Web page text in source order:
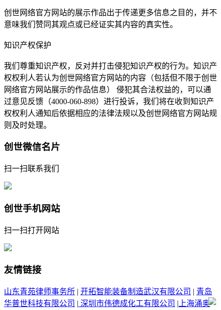
创世网络官方网站的展示作品出于传递更多信息之目的，并不
意味我们赞同其观点或已经证实其内容的真实性。
知识产权保护
我们尊重知识产权，反对并打击侵犯知识产权的行为。知识产
权权利人若认为创世网络官方网站的内容（包括但不限于创世
网络官方网站展示的作品信息） 侵犯其合法权益的，可以通
过意见反馈（4000-060-898）进行投诉，我们将在收到知识产
权权利人通知后依据相应的法律法规以及创世网络官方网站规
则及时处理。
创世微信名片
扫一扫联系我们
创世手机网站
扫一扫打开网站
友情链接
山东青苑律师事务所 | 开拓智能装备制造武汉有限公司 | 青岛
华普世科技有限公司 | 深圳市伟德成化工有限公司 | 上海涌奥